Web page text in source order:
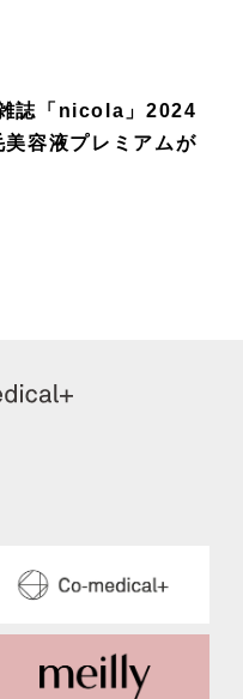
誌「nicola」2024
容液プレミアムが